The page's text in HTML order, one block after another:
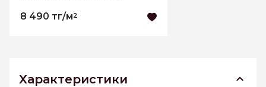
8 490 тг/м2
Характеристики